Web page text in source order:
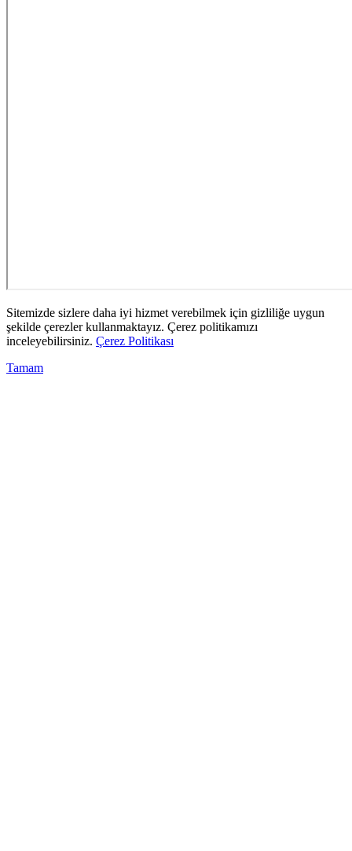
Sitemizde sizlere daha iyi hizmet verebilmek için gizliliğe uygun
şekilde çerezler kullanmaktayız. Çerez politikamızı
inceleyebilirsiniz. Çerez Politikası
Tamam